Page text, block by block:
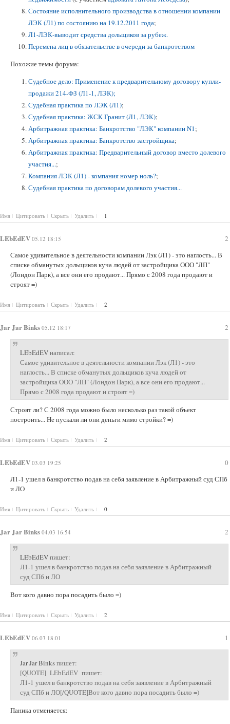
Состояние исполнительного производства в отношении компании
ЛЭК (Л1) по состоянию на 19.12.2011 года;
Л1-ЛЭК-выводит средства дольщиков за рубеж.
Перемена лиц в обязательстве в очереди за банкротством
Похожие темы форума:
Судебное дело: Применение к предварительному договору купли-
продажи 214-ФЗ (Л1-1, ЛЭК);
Судебная практика по ЛЭК (Л1);
Судебная практика: ЖСК Гранит (Л1, ЛЭК);
Арбитражная практика: Банкротство "ЛЭК" компании N1 ;
Арбитражная практика: Банкротство застройщика;
Арбитражная практика: Предварительный договор вместо долевого
участия...;
Компания ЛЭК (Л1) - компания номер ноль?;
Судебная практика по договорам долевого участия...
Имя Цитировать Скрыть Удалить 1
2
LEbEdEV 05.12 18:15
Самое удивительное в деятельности компании Лэк (Л1) - это наглость... В
списке обманутых дольщиков куча людей от застройщика ООО "ЛП"
(Лондон Парк), а все они его продают... Прямо с 2008 года продают и
строят =)
Имя Цитировать Скрыть Удалить 2
2
Jar Jar Binks 05.12 18:17
LEbEdEVнаписал:
Самое удивительное в деятельности компании Лэк (Л1) - это
наглость... В списке обманутых дольщиков куча людей от
застройщика ООО "ЛП" (Лондон Парк), а все они его продают...
Прямо с 2008 года продают и строят =)
Строят ли? С 2008 года можно было несколько раз такой объект
построить... Не пускали ли они деньги мимо стройки? =)
Имя Цитировать Скрыть Удалить 2
0
LEbEdEV 03.03 19:25
Л1-1 ушел в банкротство подав на себя заявление в Арбитражный суд СПб
и ЛО
Имя Цитировать Скрыть Удалить 0
2
Jar Jar Binks 04.03 16:54
LEbEdEVпишет:
Л1-1 ушел в банкротство подав на себя заявление в Арбитражный
суд СПб и ЛО
Вот кого давно пора посадить было =)
Имя Цитировать Скрыть Удалить 2
1
LEbEdEV 06.03 18:01
Jar Jar Binksпишет:
[QUOTE] LEbEdEV пишет:
Л1-1 ушел в банкротство подав на себя заявление в Арбитражный
суд СПб и ЛО[/QUOTE]Вот кого давно пора посадить было =)
Паника отменяется: